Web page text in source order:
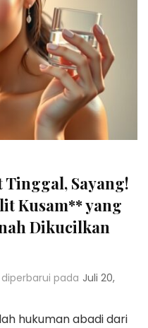
Tinggal, Sayang!
Kusam** yang
Dikucilkan
diperbarui pada Juli 20,
hukuman abadi dari